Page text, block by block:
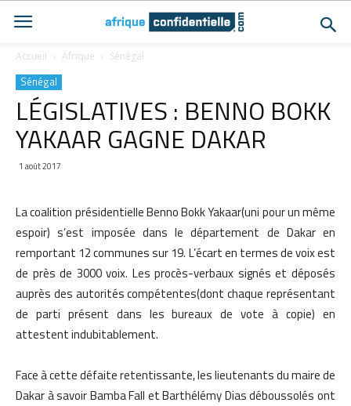
Accueil Afrique Sénégal
Sénégal
LÉGISLATIVES : BENNO BOKK
YAKAAR GAGNE DAKAR
1 août 2017
La coalition présidentielle Benno Bokk Yakaar(uni pour un même
espoir) s’est imposée dans le département de Dakar en
remportant 12 communes sur 19. L’écart en termes de voix est
de près de 3000 voix. Les procès-verbaux signés et déposés
auprès des autorités compétentes(dont chaque représentant
de parti présent dans les bureaux de vote à copie) en
attestent indubitablement.
Face à cette défaite retentissante, les lieutenants du maire de
Dakar à savoir Bamba Fall et Barthélémy Dias déboussolés ont